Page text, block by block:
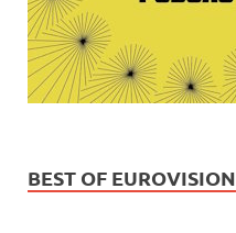
BEST OF EUROVISION